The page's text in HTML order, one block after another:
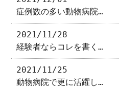
症例数の多い動物病院…
2021/11/28
経験者ならコレを書く…
2021/11/25
動物病院で更に活躍し…